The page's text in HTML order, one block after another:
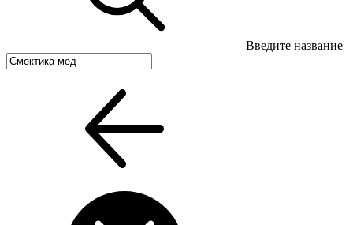
Введите название